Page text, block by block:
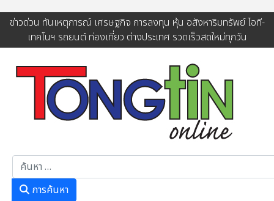
ข่าวด่วน ทันเหตุการณ์ เศรษฐกิจ การลงทุน หุ้น อสังหาริมทรัพย์ ไอที-
เทคโนฯ รถยนต์ ท่องเที่ยว ต่างประเทศ รวดเร็วสดใหม่ทุกวัน
การค้นหา